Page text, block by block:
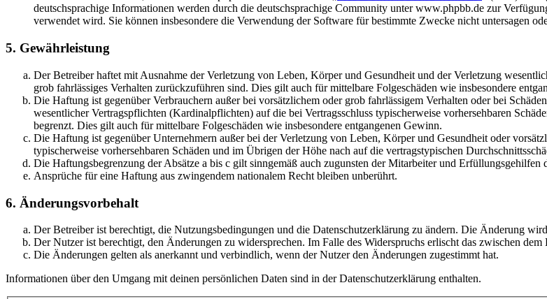
deutschsprachige Informationen werden durch die deutschsprachige Community unter www.phpbb.de zur
verwendet wird. Sie können insbesondere die Verwendung der Software für bestimmte Zwecke nicht untersagen
5. Gewährleistung
Der Betreiber haftet mit Ausnahme der Verletzung von Leben, Körper und Gesundheit und der Verletzung
grob fahrlässiges Verhalten zurückzuführen sind. Dies gilt auch für mittelbare Folgeschäden wie insbesondere
Die Haftung ist gegenüber Verbrauchern außer bei vorsätzlichem oder grob fahrlässigem Verhalten oder bei
wesentlicher Vertragspflichten (Kardinalpflichten) auf die bei Vertragsschluss typischerweise vorhersehbaren
begrenzt. Dies gilt auch für mittelbare Folgeschäden wie insbesondere entgangenen Gewinn.
Die Haftung ist gegenüber Unternehmern außer bei der Verletzung von Leben, Körper und Gesundheit oder
typischerweise vorhersehbaren Schäden und im Übrigen der Höhe nach auf die vertragstypischen
Die Haftungsbegrenzung der Absätze a bis c gilt sinngemäß auch zugunsten der Mitarbeiter und Erfüllungsgehilfen
Ansprüche für eine Haftung aus zwingendem nationalem Recht bleiben unberührt.
6. Änderungsvorbehalt
Der Betreiber ist berechtigt, die Nutzungsbedingungen und die Datenschutzerklärung zu ändern. Die Änderung
Der Nutzer ist berechtigt, den Änderungen zu widersprechen. Im Falle des Widerspruchs erlischt das zwischen
Die Änderungen gelten als anerkannt und verbindlich, wenn der Nutzer den Änderungen zugestimmt hat.
Informationen über den Umgang mit deinen persönlichen Daten sind in der Datenschutzerklärung enthalten.